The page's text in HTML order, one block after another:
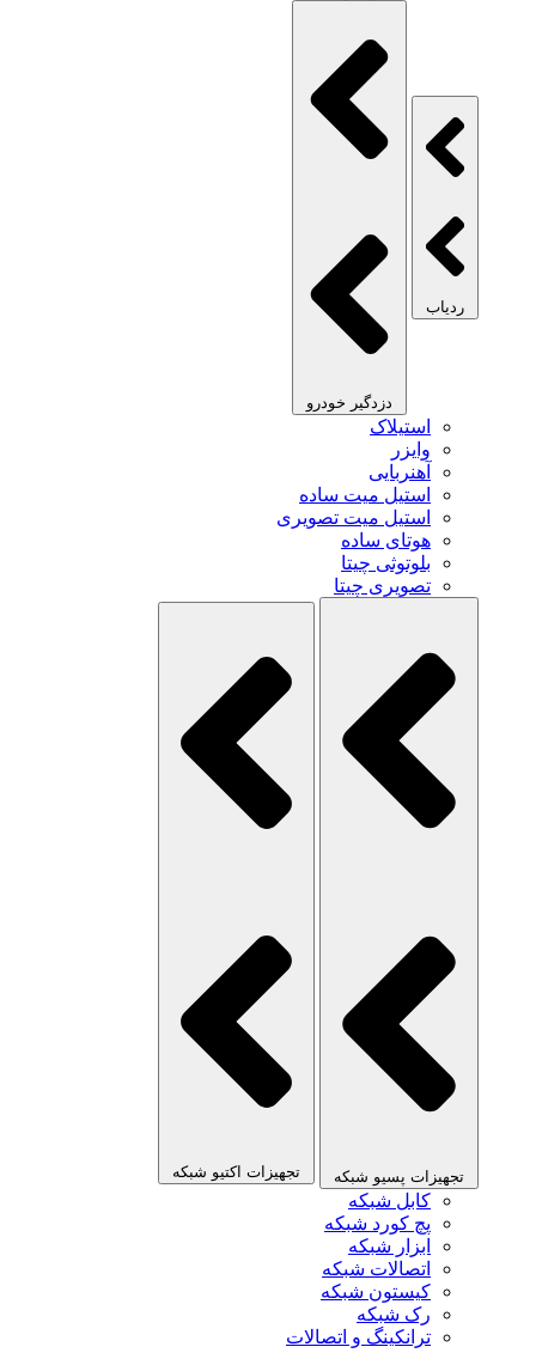
ردیاب
دزدگیر خودرو
استیلاک
وایزر
آهنربایی
استیل میت ساده
استیل میت تصویری
هوتای ساده
بلوتوثی چیتا
تصویری چیتا
تجهیزات پسیو شبکه تجهیزات اکتیو شبکه
کابل شبکه
پچ کورد شبکه
ابزار شبکه
اتصالات شبکه
کیستون شبکه
رک شبکه
ترانکینگ و اتصالات